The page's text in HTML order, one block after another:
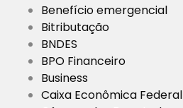
Benefício emergencial
Bitributação
BNDES
BPO Financeiro
Business
Caixa Econômica Federal